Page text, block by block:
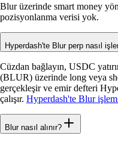
Blur üzerinde smart money
pozisyonlanma verisi yok.
Hyperdash'te Blur perp nasıl
Cüzdan bağlayın, USDC
(BLUR) üzerinde long veya
gerçekleşir ve emir defteri
çalışır. Hyperdash'te Blur
Blur nasıl alınır?